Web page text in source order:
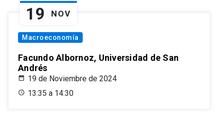
19 NOV
Macroeconomía
Facundo Albornoz, Universidad de San
Andrés
19 de Noviembre de 2024
13:35 a 14:30